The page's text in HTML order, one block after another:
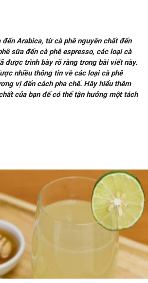
đến Arabica, từ cà phê nguyên chất đến
sữa đến cà phê espresso, các loại cà
được trình bày rõ ràng trong bài viết này.
nhiều thông tin về các loại cà phê
vị đến cách pha chế. Hãy hiểu thêm
của bạn để có thể tận hưởng một tách